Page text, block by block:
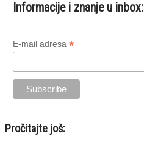
Informacije i znanje u inbox:
E-mail adresa *
Pročitajte još: